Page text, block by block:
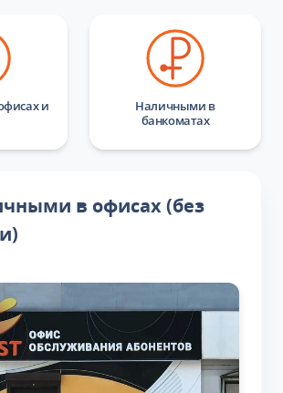
и
Наличными в
банкоматах
в офисах (без